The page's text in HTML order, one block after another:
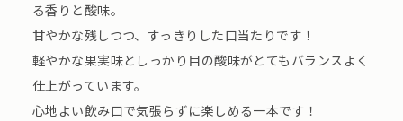
る香りと酸味。
甘やかな残しつつ、すっきりした口当たりです！
軽やかな果実味としっかり目の酸味がとてもバランスよく
仕上がっています。
心地よい飲み口で気張らずに楽しめる一本です！